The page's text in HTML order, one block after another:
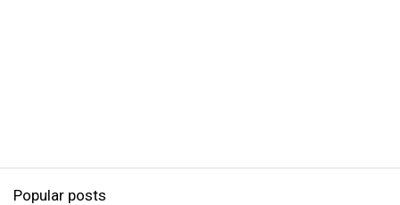
Popular posts